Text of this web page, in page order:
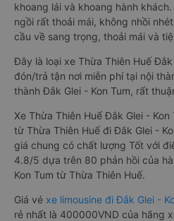
khoang lái và khoang hành
ngồi rất thoải mái, không nhồi
cầu về sang trọng, thoải mái và
Đây là loại xe Thừa Thiên Huế
đón/trả tận nơi miễn phí tại nội
thành Đắk Glei - Kon Tum, rất
Xe Thừa Thiên Huế Đắk Glei -
từ Thừa Thiên Huế đi Đắk Glei -
giá chung có chất lượng Tốt với
4.8/5 dựa trên 80 phản hồi của
Kon Tum từ Thừa Thiên Huế.
Giá vé xe limousine đi Đắk Glei -
rẻ nhất là 400000VND của hãng